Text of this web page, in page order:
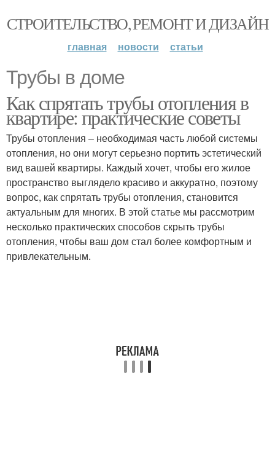
СТРОИТЕЛЬСТВО, РЕМОНТ И ДИЗАЙН
главная новости статьи
Трубы в доме
Как спрятать трубы отопления в
квартире: практические советы
Трубы отопления – необходимая часть любой системы
отопления, но они могут серьезно портить эстетический
вид вашей квартиры. Каждый хочет, чтобы его жилое
пространство выглядело красиво и аккуратно, поэтому
вопрос, как спрятать трубы отопления, становится
актуальным для многих. В этой статье мы рассмотрим
несколько практических способов скрыть трубы
отопления, чтобы ваш дом стал более комфортным и
привлекательным.